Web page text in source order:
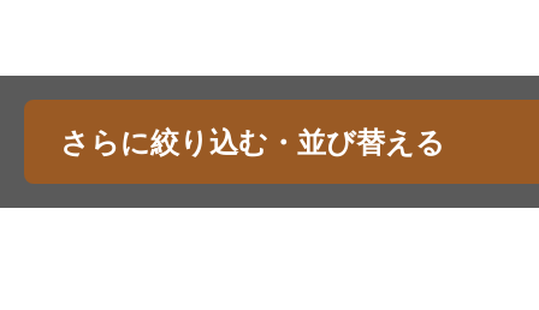
さらに絞り込む・並び替える